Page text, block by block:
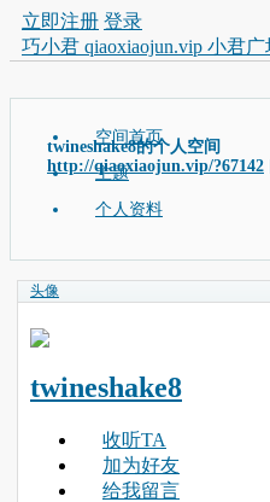
立即注册 登录
巧小君 qiaoxiaojun.vip 小君
twineshake8的个人空间
http://qiaoxiaojun.vip/?67142
空间首页
主题
个人资料
头像
twineshake8
收听TA
加为好友
给我留言